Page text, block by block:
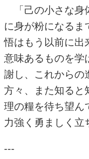
「己の小さな身
に身が粉になるま
悟はもう以前に出
意味あるものを学
謝し、これからの
方々、また知ると
理の糧を待ち望ん
力強く勇ましく立
---